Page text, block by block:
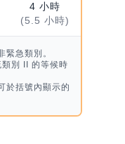
4 小時
(5.5 小時)
急類別。
別 II 的等候時
於括號內顯示的